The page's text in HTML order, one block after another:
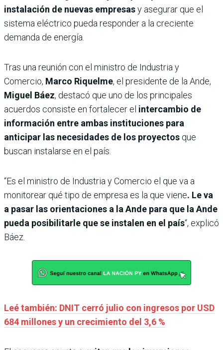
instalación de nuevas empresasy asegurar que el
sistema eléctrico pueda responder a la creciente
demanda de energía.
Tras una reunión con el ministro de Industria y
Comercio, Marco Riquelme, el presidente de la Ande,
Miguel Báez, destacó que uno de los principales
acuerdos consiste en fortalecer el intercambio de
información entre ambas instituciones para
anticipar las necesidades de los proyectos que
buscan instalarse en el país.
“Es el ministro de Industria y Comercio el que va a
monitorear qué tipo de empresa es la que viene. Le va
a pasar las orientaciones a la Ande para que la Ande
pueda posibilitarle que se instalen en el país“, explicó
Báez.
Leé también: DNIT cerró julio con ingresos por USD
684 millones y un crecimiento del 3,6 %